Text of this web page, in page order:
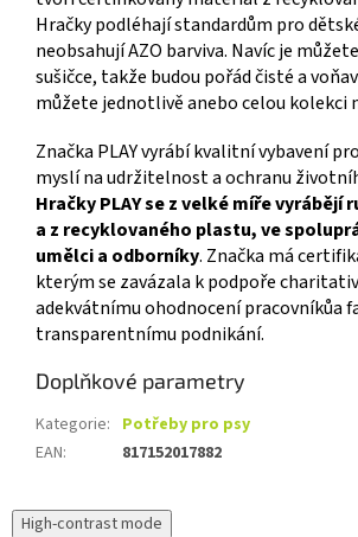
Hračky podléhají standardům pro
neobsahují AZO barviva. Navíc je
sušičce, takže budou pořád čisté a
můžete jednotlivě anebo celou kolekci
Značka PLAY vyrábí kvalitní vybavení
myslí na udržitelnost a ochranu
Hračky PLAY se z velké míře vyrábějí
a z recyklovaného plastu, ve
umělci a odborníky. Značka má
kterým se zavázala k podpoře
adekvátnímu ohodnocení pracovníkůa
transparentnímu podnikání.
Doplňkové parametry
Kategorie: Potřeby pro psy
EAN: 817152017882
High-contrast mode